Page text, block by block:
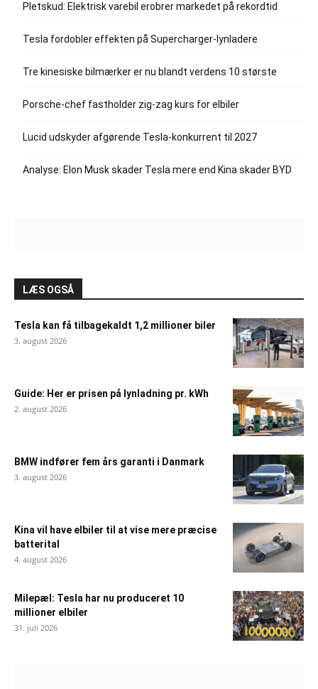
Pletskud: Elektrisk varebil erobrer markedet på rekordtid
Tesla fordobler effekten på Supercharger-lynladere
Tre kinesiske bilmærker er nu blandt verdens 10 største
Porsche-chef fastholder zig-zag kurs for elbiler
Lucid udskyder afgørende Tesla-konkurrent til 2027
Analyse: Elon Musk skader Tesla mere end Kina skader BYD
LÆS OGSÅ
Tesla kan få tilbagekaldt 1,2 millioner biler
3. august 2026
Guide: Her er prisen på lynladning pr. kWh
2. august 2026
BMW indfører fem års garanti i Danmark
3. august 2026
Kina vil have elbiler til at vise mere præcise
batterital
4. august 2026
Milepæl: Tesla har nu produceret 10
millioner elbiler
31. juli 2026